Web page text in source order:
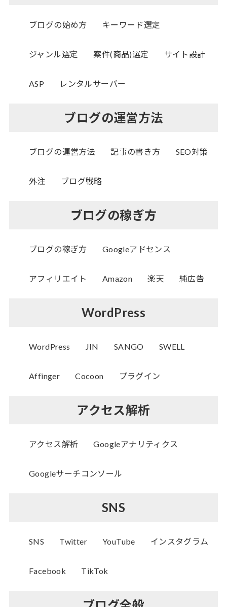
ブログの始め方 キーワード選定
ジャンル選定 案件(商品)選定 サイト設計
ASP レンタルサーバー
ブログの運営方法
ブログの運営方法 記事の書き方 SEO対策
外注 ブログ戦略
ブログの稼ぎ方
ブログの稼ぎ方 Googleアドセンス
アフィリエイト Amazon 楽天 純広告
WordPress
WordPress JIN SANGO SWELL
Affinger Cocoon プラグイン
アクセス解析
アクセス解析 Googleアナリティクス
Googleサーチコンソール
SNS
SNS Twitter YouTube インスタグラム
Facebook TikTok